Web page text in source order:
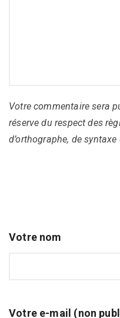
Votre commentaire sera
réserve du respect des
d’orthographe, de
Votre nom
Votre e-mail (non